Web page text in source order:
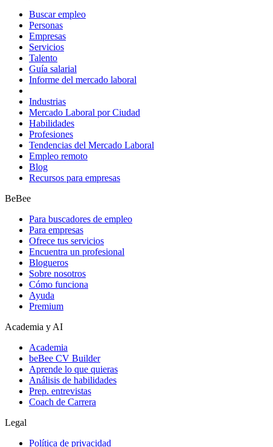
Buscar empleo
Personas
Empresas
Servicios
Talento
Guía salarial
Informe del mercado laboral
Industrias
Mercado Laboral por Ciudad
Habilidades
Profesiones
Tendencias del Mercado Laboral
Empleo remoto
Blog
Recursos para empresas
BeBee
Para buscadores de empleo
Para empresas
Ofrece tus servicios
Encuentra un profesional
Blogueros
Sobre nosotros
Cómo funciona
Ayuda
Premium
Academia y AI
Academia
beBee CV Builder
Aprende lo que quieras
Análisis de habilidades
Prep. entrevistas
Coach de Carrera
Legal
Política de privacidad